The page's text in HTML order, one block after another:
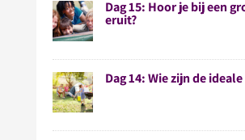
Dag 15: Hoor je bij een
eruit?
Dag 14: Wie zijn de